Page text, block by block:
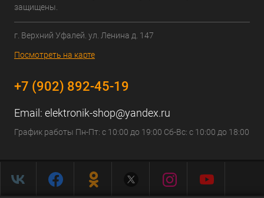
защищены.
г. Верхний Уфалей. ул. Ленина д. 147
Посмотреть на карте
+7 (902) 892-45-19
Email: elektronik-shop@yandex.ru
График работы Пн-Пт: с 10:00 до 19:00 Сб-Вс: с 10:00 до 18:00